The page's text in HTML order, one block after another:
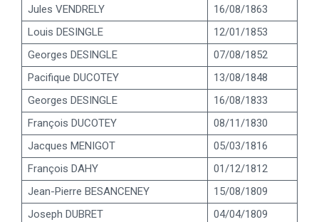
Jules VENDRELY
16/08/1863
Louis DESINGLE
12/01/1853
Georges DESINGLE
07/08/1852
Pacifique DUCOTEY
13/08/1848
Georges DESINGLE
16/08/1833
François DUCOTEY
08/11/1830
Jacques MENIGOT
05/03/1816
François DAHY
01/12/1812
Jean-Pierre BESANCENEY
15/08/1809
Joseph DUBRET
04/04/1809